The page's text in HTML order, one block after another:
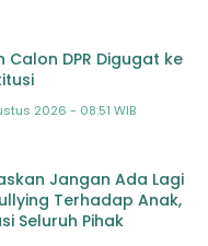
Calon DPR Digugat ke
2026 - 08:51 WIB
Jangan Ada Lagi
Terhadap Anak,
Seluruh Pihak